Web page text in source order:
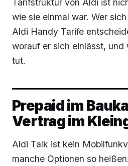
Tarifstruktur von Aldi ist
wie sie einmal war. Wer
Aldi Handy Tarife
worauf er sich einlässt, und
tut.
Prepaid im
Vertrag im
Aldi Talk ist kein
manche Optionen so